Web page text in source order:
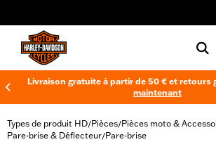
Livraison gratuite à partir de 50 € et retours
maintenant
Types de produit HD/Pièces/Pièces moto &
Pare-brise & Déflecteur/Pare-brise